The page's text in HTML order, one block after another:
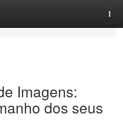
Imagens:
dos seus